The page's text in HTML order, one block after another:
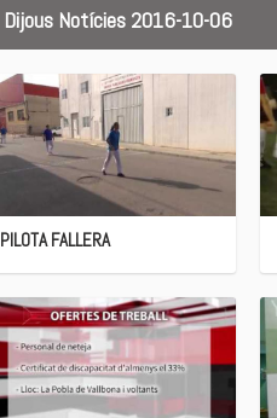
Dijous Notícies 2016-10-06
PILOTA FALLERA